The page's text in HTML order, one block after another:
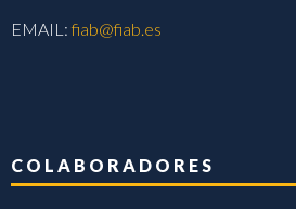
EMAIL:fiab@fiab.es
COLABORADORES